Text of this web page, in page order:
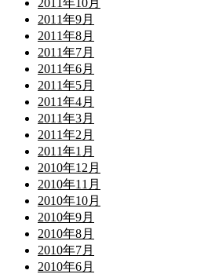
2011年9月
2011年8月
2011年7月
2011年6月
2011年5月
2011年4月
2011年3月
2011年2月
2011年1月
2010年12月
2010年11月
2010年10月
2010年9月
2010年8月
2010年7月
2010年6月